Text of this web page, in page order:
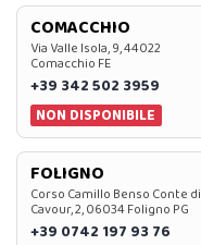
COMACCHIO
Via Valle Isola, 9, 44022
Comacchio FE
+39 342 502 3959
NON DISPONIBILE
FOLIGNO
Corso Camillo Benso Conte di
Cavour, 2, 06034 Foligno PG
+39 0742 197 93 76